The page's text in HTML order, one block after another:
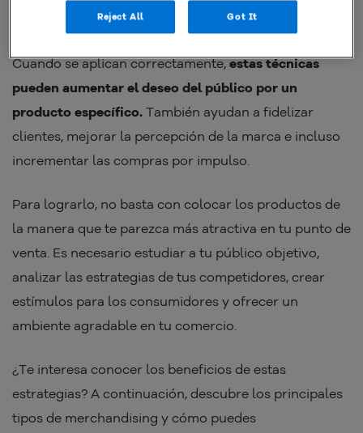
Cuando se aplican correctamente,estas técnicas
pueden aumentar el deseo del público por un
producto específico. También ayudan a fidelizar
clientes, mejorar la percepción de la marca e incluso
incrementar las compras por impulso.
Para lograrlo, no basta con colocar los productos de
la manera que te parezca más atractiva en tu punto de
venta. Es necesario estudiar a tu público objetivo,
analizar las estrategias de tus competidores, crear
estímulos para los consumidores y ofrecer un
ambiente agradable en tu comercio.
¿Te interesa conocer los beneficios de estas
estrategias? A continuación, descubre los principales
tipos de merchandising y cómo puedes
Reject All Got It